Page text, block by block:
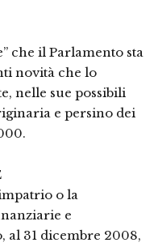
che il Parlamento sta
novità che lo
nelle sue possibili
e persino dei
o la
e
al 31 dicembre 2008,